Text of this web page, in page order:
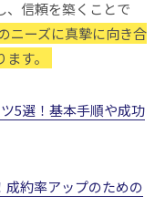
、信頼を築くことで
ニーズに真摯に向き合
す。
5選！基本手順や成功
約率アップのための